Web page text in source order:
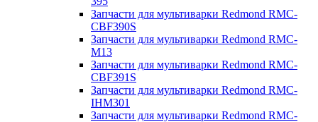
Запчасти для мультиварки Redmond RMC-
CBF390S
Запчасти для мультиварки Redmond RMC-
M13
Запчасти для мультиварки Redmond RMC-
CBF391S
Запчасти для мультиварки Redmond RMC-
IHM301
Запчасти для мультиварки Redmond RMC-